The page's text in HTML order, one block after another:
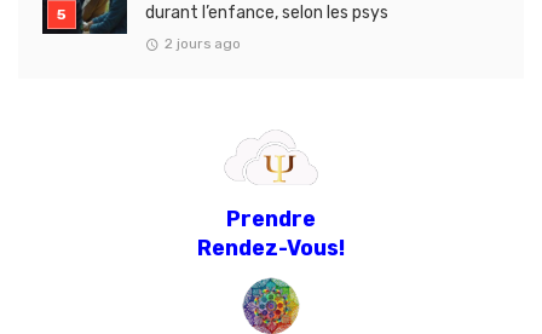
durant l’enfance, selon les psys
2 jours ago
Prendre
Rendez-Vous!